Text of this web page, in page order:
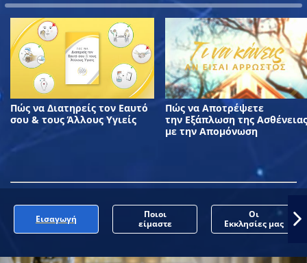
Πώς να Διατηρείς τον Εαυτό
σου & τους Άλλους Υγιείς
Πώς να Αποτρέψετε
την Εξάπλωση της Ασθένειας
με την Απομόνωση
Εισαγωγή
Ποιοι
είμαστε
Οι
Εκκλησίες μας